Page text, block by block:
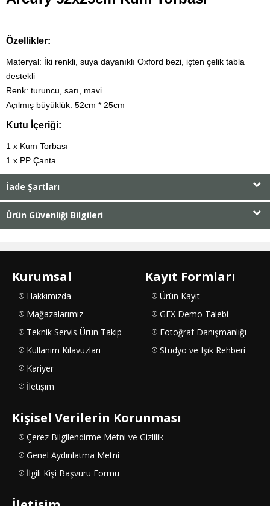
Özellikler:
Materyal: İki renkli, suya dayanıklı Oxford bezi, içten çelik tabla
destekli
Renk: turuncu, sarı, mavi
Açılmış büyüklük: 52cm * 25cm
Kutu İçeriği:
1 x Kum Torbası
1 x PP Çanta
İade Şartları
Ürün Güvenliği Bilgileri
Kurumsal
Hakkımızda
Mağazalarımız
Teknik Servis Ürün Takip
Kullanım Kılavuzları
Kariyer
İletişim
Kayıt Formları
Ürün Kayıt
GFX Demo Talebi
Fotoğraf Danışmanlığı
Stüdyo ve Işık Rehberi
Kişisel Verilerin Korunması
Çerez Bilgilendirme Metni ve Gizlilik
Genel Aydınlatma Metni
İlgili Kişi Başvuru Formu